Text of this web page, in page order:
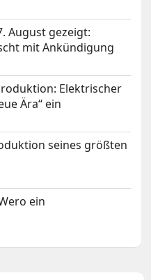
August gezeigt:
mit Ankündigung
Elektrischer
Ära“ ein
seines größten
ein